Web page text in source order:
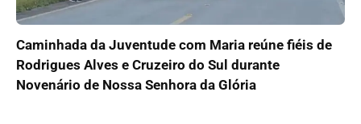
Caminhada da Juventude com Maria reúne fiéis de
Rodrigues Alves e Cruzeiro do Sul durante
Novenário de Nossa Senhora da Glória